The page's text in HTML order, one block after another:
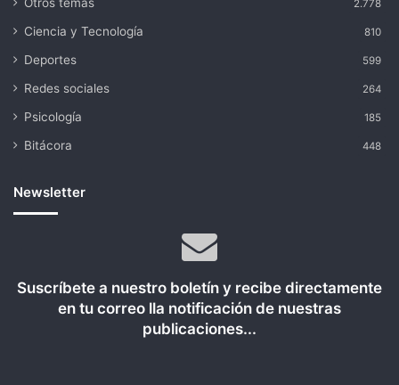
2.778
Ciencia y Tecnología 810
Deportes 599
Redes sociales 264
Psicología 185
Bitácora 448
Newsletter
Suscríbete a nuestro boletín y recibe directamente
en tu correo lla notificación de nuestras
publicaciones...